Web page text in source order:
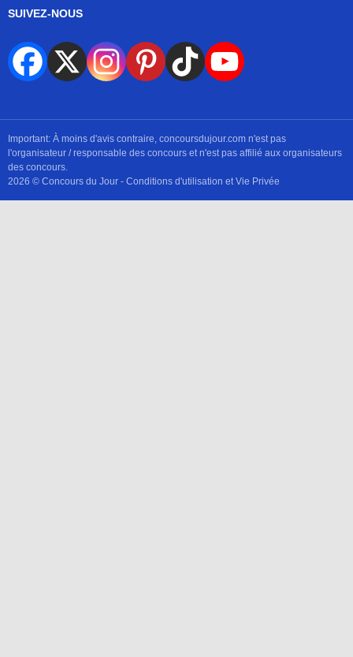
SUIVEZ-NOUS
Important: À moins d'avis contraire, concoursdujour.com n'est pas
l'organisateur / responsable des concours et n'est pas affilié aux organisateurs
des concours.
2026 © Concours du Jour - Conditions d'utilisation et Vie Privée